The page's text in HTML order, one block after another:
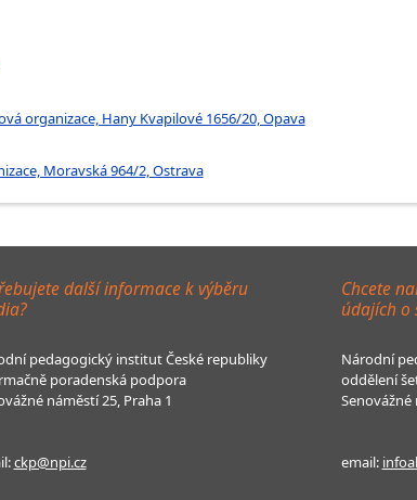
organizace, Hany Kvapilové 1656/20, Opava
Moravská 964/2, Ostrava
další informace k výběru
pedagogický institut České republiky
poradenská podpora
náměstí 25, Praha 1
ckp@npi.cz
Chcete
údajích o
Národní
oddělení
Senovážné
email: